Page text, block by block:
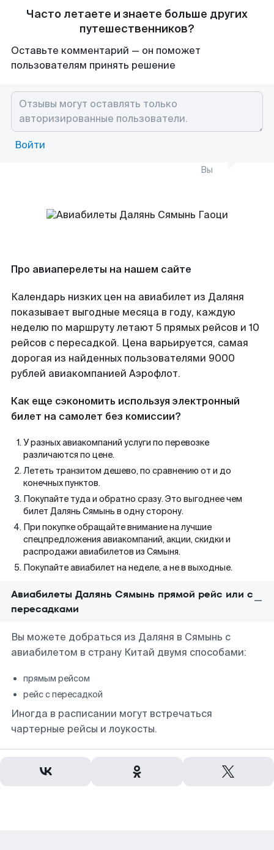
Часто летаете и знаете больше других
путешественников?
Оставьте комментарий — он поможет
пользователям принять решение
Войти
Вы
Про авиаперелеты на нашем сайте
Календарь низких цен на авиабилет из Даляня
показывает выгодные месяца в году, каждую
неделю по маршруту летают 5 прямых рейсов и 10
рейсов с пересадкой. Цена варьируется, самая
дорогая из найденных пользователями 9000
рублей авиакомпанией Аэрофлот.
Как еще сэкономить используя электронный
билет на самолет без комиссии?
У разных авиакомпаний услуги по перевозке
различаются по цене.
Лететь транзитом дешево, по сравнению от и до
конечных пунктов.
Покупайте туда и обратно сразу. Это выгоднее чем
билет Далянь Сямынь в одну сторону.
При покупке обращайте внимание на лучшие
спецпредложения авиакомпаний, акции, скидки и
распродажи авиабилетов из Сямыня.
Покупайте авиабилет на неделе, а не в выходные.
Авиабилеты Далянь Сямынь прямой рейс или с
пересадками
Вы можете добраться из Даляня в Сямынь с
авиабилетом в страну Китай двумя способами:
прямым рейсом
рейс с пересадкой
Иногда в расписании могут встречаться
чартерные рейсы и лоукосты.